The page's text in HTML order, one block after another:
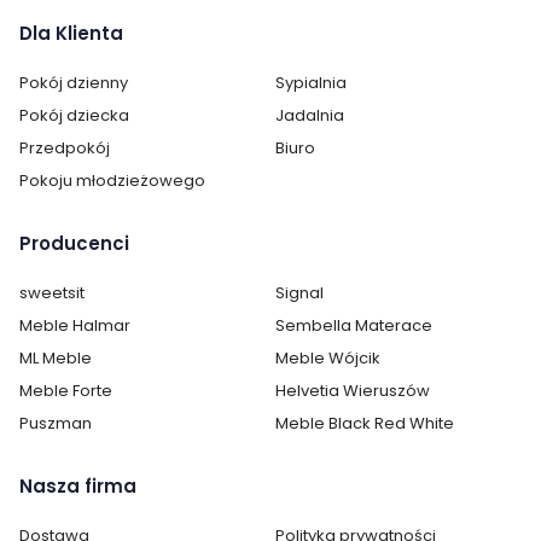
Długość:
120 cm
200 cm
Pokój:
Kształt blatu:
Materiał blatu: Płyta MDF
Kolor blatu: Biały
Regulacja wysokości:
Dla Klienta
Pokój dzienny
Sypialnia
Pokój dziecka
Jadalnia
Przedpokój
Biuro
Pokoju młodzieżowego
Producenci
sweetsit
Signal
Meble Halmar
Sembella Materace
ML Meble
Meble Wójcik
Meble Forte
Helvetia Wieruszów
Puszman
Meble Black Red White
Nasza firma
Dostawa Polityka prywatności